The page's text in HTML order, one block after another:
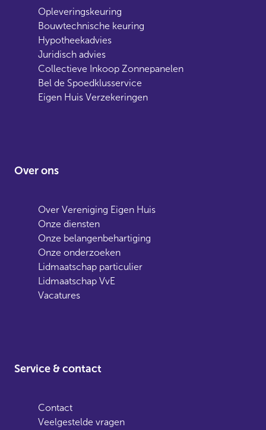
Opleveringskeuring
Bouwtechnische keuring
Hypotheekadvies
Juridisch advies
Collectieve Inkoop Zonnepanelen
Bel de Spoedklusservice
Eigen Huis Verzekeringen
Over ons
Over Vereniging Eigen Huis
Onze diensten
Onze belangenbehartiging
Onze onderzoeken
Lidmaatschap particulier
Lidmaatschap VvE
Vacatures
Service & contact
Contact
Veelgestelde vragen